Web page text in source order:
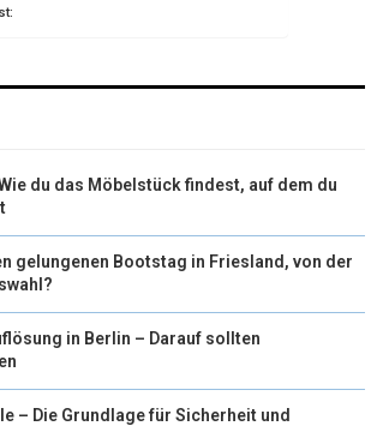
du das Möbelstück findest, auf dem du
gelungenen Bootstag in Friesland, von der
in Berlin – Darauf sollten
– Die Grundlage für Sicherheit und